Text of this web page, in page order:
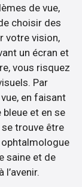
de vue,
choisir des
votre vision,
un écran et
vous risquez
Par
en faisant
et en se
trouve être
saine et de
l’avenir.